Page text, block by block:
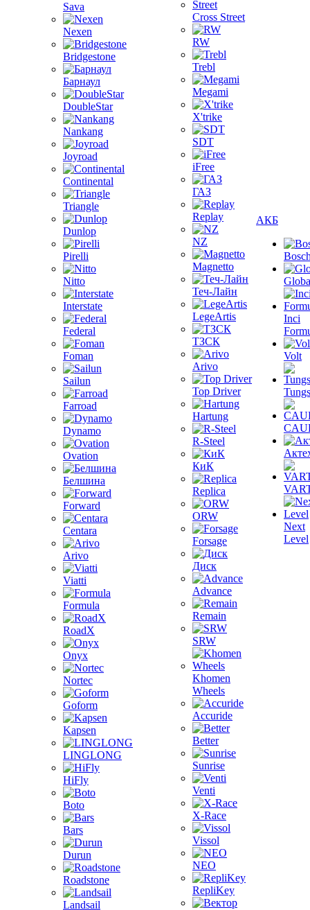
Sava
Nexen
Bridgestone
Барнаул
DoubleStar
Nankang
Joyroad
Continental
Triangle
Dunlop
Pirelli
Nitto
Interstate
Federal
Foman
Sailun
Farroad
Dynamo
Ovation
Белшина
Forward
Centara
Arivo
Viatti
Formula
RoadX
Onyx
Nortec
Goform
Kapsen
LINGLONG
HiFly
Boto
Bars
Durun
Roadstone
Landsail
Cross Street
RW
Trebl
Megami
X'trike
SDT
iFree
ГАЗ
Replay
NZ
Magnetto
Теч-Лайн
LegeArtis
ТЗСК
Arivo
Top Driver
Hartung
R-Steel
КиК
Replica
ORW
Forsage
Диск
Advance
Remain
SRW
Khomen
Wheels
Accuride
Better
Sunrise
Venti
X-Race
Vissol
NEO
RepliKey
АКБ
Inci
Volt
Next
Level